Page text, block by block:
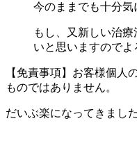
今のままでも十分気
もし、又新しい治
いと思いますのでよ
【免責事項】お客様個人
ものではありません。
だいぶ楽になってきました